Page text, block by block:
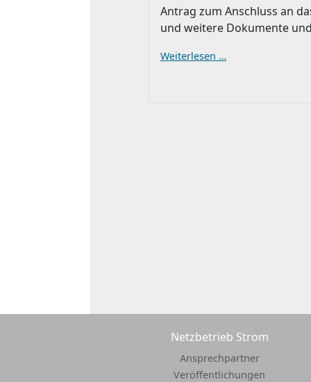
Antrag zum Anschluss an
und weitere Dokumente
Weiterlesen …
Netzbetrieb Strom
Ansprechpartner
Veröffentlichungen